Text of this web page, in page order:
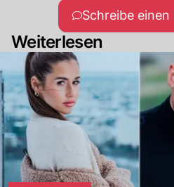
Schreibe
Weiterlesen